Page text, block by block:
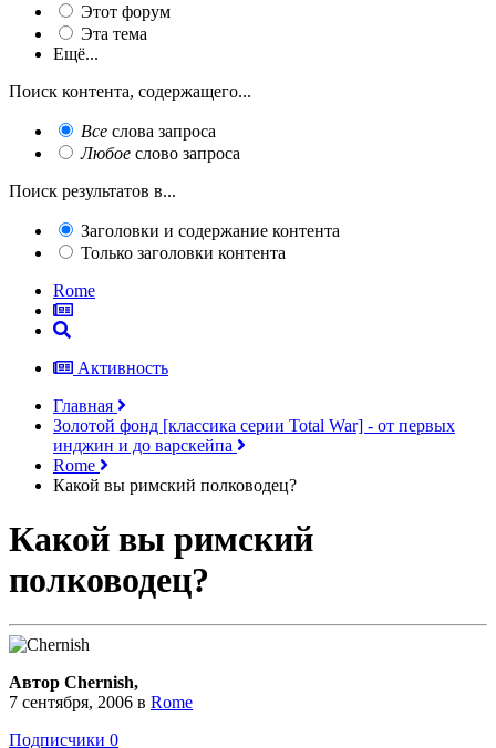
Этот форум
Эта тема
Ещё...
Поиск контента, содержащего...
Все слова запроса
Любое слово запроса
Поиск результатов в...
Заголовки и содержание контента
Только заголовки контента
Rome
Активность
Главная
Золотой фонд [классика серии Total War] - от первых
инджин и до варскейпа
Rome
Какой вы римский полководец?
Какой вы римский
полководец?
Автор Chernish,
7 сентября, 2006 в Rome
Подписчики 0